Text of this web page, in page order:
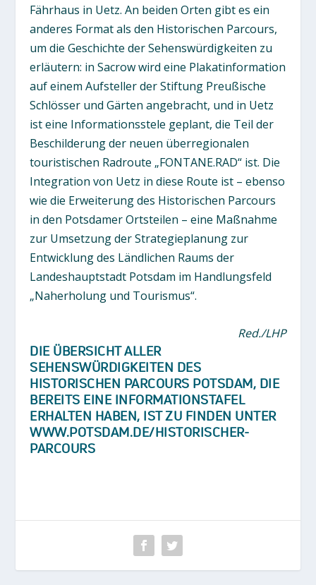
Fährhaus in Uetz. An beiden Orten gibt es ein
anderes Format als den Historischen Parcours,
um die Geschichte der Sehenswürdigkeiten zu
erläutern: in Sacrow wird eine Plakatinformation
auf einem Aufsteller der Stiftung Preußische
Schlösser und Gärten angebracht, und in Uetz
ist eine Informationsstele geplant, die Teil der
Beschilderung der neuen überregionalen
touristischen Radroute „FONTANE.RAD“ ist. Die
Integration von Uetz in diese Route ist – ebenso
wie die Erweiterung des Historischen Parcours
in den Potsdamer Ortsteilen – eine Maßnahme
zur Umsetzung der Strategieplanung zur
Entwicklung des Ländlichen Raums der
Landeshauptstadt Potsdam im Handlungsfeld
„Naherholung und Tourismus“.
Red./LHP
DIE ÜBERSICHT ALLER
SEHENSWÜRDIGKEITEN DES
HISTORISCHEN PARCOURS POTSDAM, DIE
BEREITS EINE INFORMATIONSTAFEL
ERHALTEN HABEN, IST ZU FINDEN UNTER
WWW.POTSDAM.DE/HISTORISCHER-
PARCOURS